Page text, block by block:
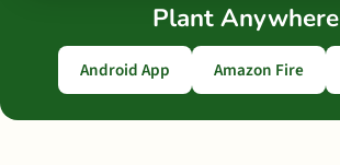
Plant Anywhere
Android App Amazon Fire